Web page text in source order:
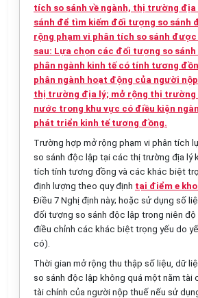
tích so sánh về ngành, thị trường
sánh để tìm kiếm đối tượng so sánh
rộng phạm vi phân tích so sánh
sau: Lựa chọn các đối tượng so
phân ngành kinh tế có tính tương
phân ngành hoạt động của người
thị trường địa lý; mở rộng thị trường
nước trong khu vực có điều kiện
phát triển kinh tế tương đồng.
Trường hợp mở rộng phạm vi phân tích
so sánh độc lập tại các thị trường địa lý
tích tính tương đồng và các khác biệt
định lượng theo quy định tại điểm e
Điều 7 Nghị định này; hoặc sử dụng số
đối tượng so sánh độc lập trong niên
điều chỉnh các khác biệt trọng yếu do
có).
Thời gian mở rộng thu thập số liệu, dữ
so sánh độc lập không quá một năm tài
tài chính của người nộp thuế nếu sử